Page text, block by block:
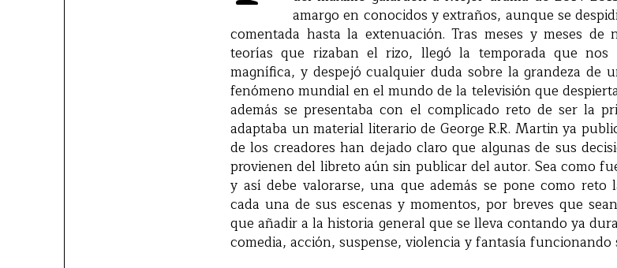
amargo en conocidos y extraños, aunque se
comentada hasta la extenuación. Tras meses y meses
teorías que rizaban el rizo, llegó la temporada que nos
magnífica, y despejó cualquier duda sobre la grandeza de
fenómeno mundial en el mundo de la televisión que
además se presentaba con el complicado reto de ser la
adaptaba un material literario de George R.R. Martin ya
de los creadores han dejado claro que algunas de sus
provienen del libreto aún sin publicar del autor. Sea como
y así debe valorarse, una que además se pone como reto
cada una de sus escenas y momentos, por breves que
que añadir a la historia general que se lleva contando ya
comedia, acción, suspense, violencia y fantasía funcionando